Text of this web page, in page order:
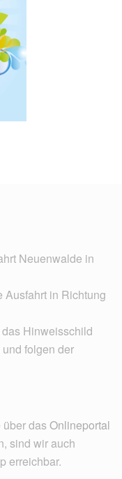
Neuenwalde in
Ausfahrt in Richtung
Hinweisschild
folgen der
über dasOnlineportal
sind wir auch
erreichbar.